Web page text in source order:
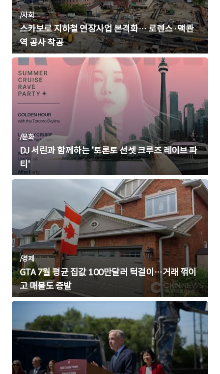
/사회
스카보로 지하철 연장사업 본격화… 로렌스·맥콴
역 공사 착공
/문화
DJ 서린과 함께하는 '토론토 선셋 크루즈 레이브 파
티'
/경제
GTA 7월 평균 집값 100만달러 턱걸이…거래 꺾이
고 매물도 증발